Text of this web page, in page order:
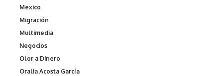
Mexico
Migración
Multimedia
Negocios
Olor a Dinero
Oralia Acosta García